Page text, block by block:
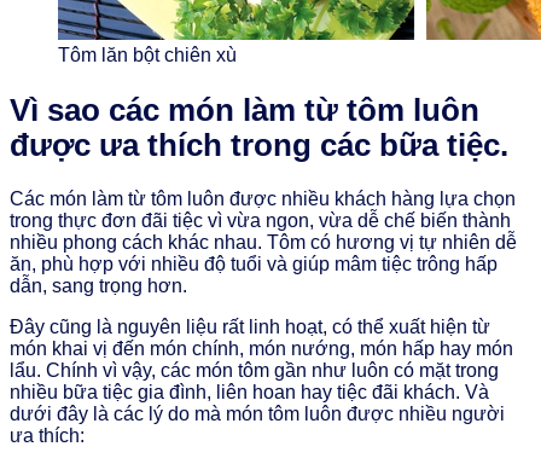
Tôm lăn bột chiên xù
Vì sao các món làm từ tôm luôn
được ưa thích trong các bữa tiệc.
Các món làm từ tôm luôn được nhiều khách hàng lựa chọn
trong thực đơn đãi tiệc vì vừa ngon, vừa dễ chế biến thành
nhiều phong cách khác nhau. Tôm có hương vị tự nhiên dễ
ăn, phù hợp với nhiều độ tuổi và giúp mâm tiệc trông hấp
dẫn, sang trọng hơn.
Đây cũng là nguyên liệu rất linh hoạt, có thể xuất hiện từ
món khai vị đến món chính, món nướng, món hấp hay món
lẩu. Chính vì vậy, các món tôm gần như luôn có mặt trong
nhiều bữa tiệc gia đình, liên hoan hay tiệc đãi khách. Và
dưới đây là các lý do mà món tôm luôn được nhiều người
ưa thích: